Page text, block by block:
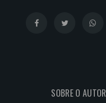
SOBRE O AUTOR